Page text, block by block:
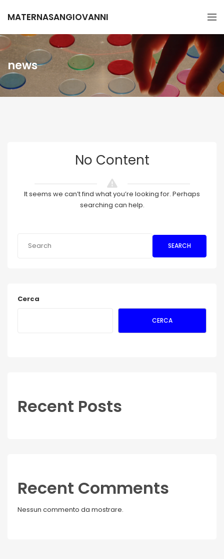
MATERNASANGIOVANNI
news
No Content
It seems we can’t find what you’re looking for. Perhaps
searching can help.
SEARCH
Cerca
CERCA
Recent Posts
Recent Comments
Nessun commento da mostrare.